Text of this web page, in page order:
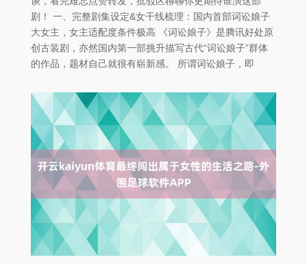
剧！ 一、完整剧集设定&女干线梳理：国内首部词讼娘子
大女主，女主适配度条件极高 《词讼娘子》是腾讯好处原
创古装剧，亦然国内第一部挑升描写古代“词讼娘子”群体
的作品，题材自己就很有崭新感。 所谓词讼娘子，即